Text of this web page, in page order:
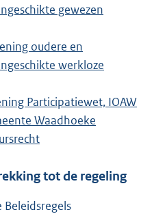
gewezen
oudere en
werkloze
Participatiewet, IOAW
Waadhoeke
tot de regeling
Beleidsregels